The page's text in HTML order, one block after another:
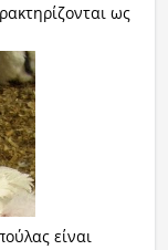
ως
είναι